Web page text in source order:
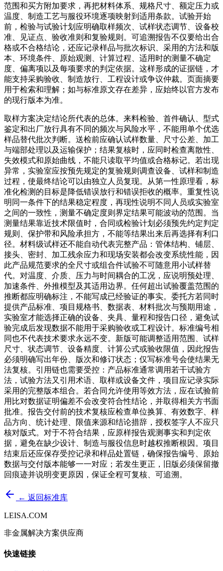
范围和买方附加要求，再把材料体系、规格尺寸、额定压力或
温度、制造工艺与服役环境逐项映射到适用条款。试验开始
前，检验与试验计划应明确取样频次、试样状态调节、设备校
准、见证点、验收准则和复验规则。可追溯报告不仅要给出合
格或不合格结论，还应记录样品与批次标识、采用的方法和版
本、环境条件、原始观测、计算过程、适用时的测量不确定
度、偏离项以及每项要求的判定依据。这样形成的证据链，才
能支持采购验收、制造放行、工程设计或争议仲裁。页面摘要
用于检索和理解；如与标准原文存在差异，应始终以官方发布
的现行版本为准。
取样方案决定结论所代表的总体。来料检验、首件确认、型式
鉴定和出厂放行具有不同的频次与风险水平，不能用单个优选
样品替代批次判断。送检前应确认试样数量、尺寸公差、加工
与端部处理以及运输保护；结果复核时，应同时检查离散性、
失效模式和原始曲线，不能只读取平均值或合格标记。若出现
异常，实验室应按预先规定的复验规则调查设备、试样和制造
过程，使最终结论可以由独立人员复现。从第一性原理看，标
准化检测的目标是降低错误放行和错误拒收的概率。重复性说
明同一条件下的结果稳定程度，再现性说明不同人员或实验室
之间的一致性，测量不确定度则界定结果可能波动的范围。当
测量结果靠近技术限值时，合同或检验计划必须预先约定判定
规则、保护带和风险承担方，不能等结果出来后再选择有利口
径。材料级试样还不能自动代表完整产品：管体结构、铺层、
接头、密封、加工残余应力和现场安装都会改变系统性能，因
此产品规范要求的全尺寸或组合件试验不可随意用小试样替
代。对温度、介质、压力与时间耦合的工况，应说明预处理、
加速条件、外推模型及其适用边界。任何超出试验覆盖范围的
推断都应明确标注，不能写成已经验证的事实。委托方若同时
提供产品标准、项目规格书、数据表、材料批次与预期用途，
实验室才能选择正确的设备、夹具、量程和报告口径，避免试
验完成后发现数据不能用于采购验收或工程设计。标准编号相
同也不代表技术要求永远不变。新版可能调整适用范围、试样
尺寸、状态调节、设备精度、计算公式或验收限值，因此报告
必须明确写出年份、版次和修订状态；仅写标准号会使结果无
法复核。引用链也需要受控：产品标准通常调用若干试验方
法，试验方法又引用术语、取样或设备文件，项目应记录实际
采用的完整版本组合。若合同允许使用等效方法，应在试验前
用比对数据证明偏差不会改变符合性结论，并取得相关方书面
批准。报告交付前的技术复核应检查单位换算、有效数字、样
品方向、统计处理、限值来源和结论措辞，授权签字人不应只
核对版式。对于不符合结果，应原样报告观测事实和判定依
据，避免在缺少设计、制造与服役信息时越权推断根因。项目
结束后还应保存受控记录和样品处置链，确保报告编号、原始
数据与交付版本能够一一对应；若发生更正，旧版必须保留撤
回痕迹并说明变更原因，保证全程可复核、可追溯。
← 返回标准库
LEISA.COM
非金属解决方案供应商
快速链接